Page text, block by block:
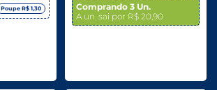
Poupe R$ 1,30
Comprando 3 Un.
A un. sai por R$ 20,90